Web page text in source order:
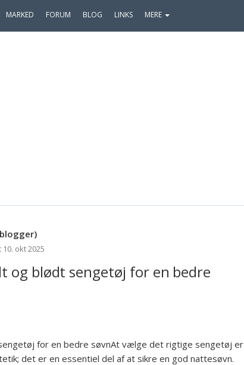
MARKED FORUM BLOG LINKS MERE
okt 2025
og blødt sengetøj for en bedre
for en bedre søvnAt vælge det rigtige sengetøj er
det er en essentiel del af at sikre en god nattesøvn.